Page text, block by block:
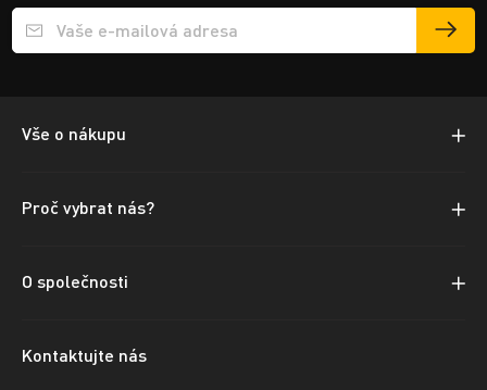
Přihlášení e-mailu k odběru
Vše o nákupu
Proč vybrat nás?
O společnosti
Kontaktujte nás